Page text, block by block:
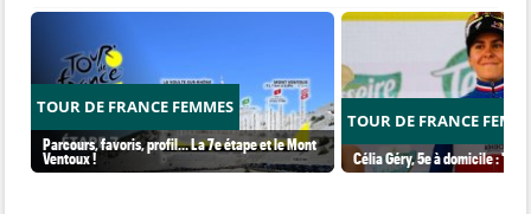
TOUR DE FRANCE FEMMES
Parcours, favoris, profil… La 7e étape et le Mont
Ventoux !
TOUR DE FRANCE
Célia Géry, 5e à domicile :